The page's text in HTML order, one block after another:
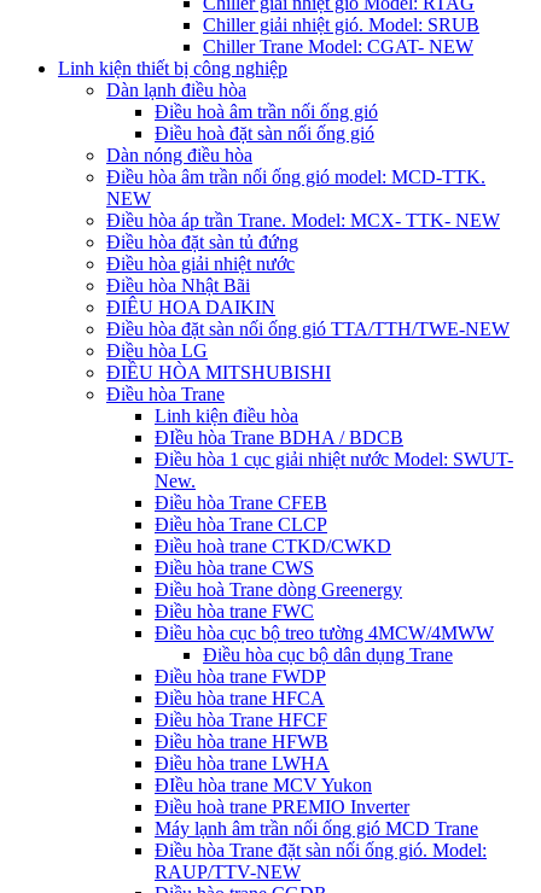
Chiller giải nhiệt gió. Model: SRUB
Chiller Trane Model: CGAT- NEW
Linh kiện thiết bị công nghiệp
Dàn lạnh điều hòa
Điều hoà âm trần nối ống gió
Điều hoà đặt sàn nối ống gió
Dàn nóng điều hòa
Điều hòa âm trần nối ống gió model: MCD-TTK.
NEW
Điều hòa áp trần Trane. Model: MCX- TTK- NEW
Điều hòa đặt sàn tủ đứng
Điều hòa giải nhiệt nước
Điều hòa Nhật Bãi
ĐIÊU HOA DAIKIN
Điều hòa đặt sàn nối ống gió TTA/TTH/TWE-NEW
Điều hòa LG
ĐIỀU HÒA MITSHUBISHI
Điều hòa Trane
Linh kiện điều hòa
ĐIều hòa Trane BDHA / BDCB
Điều hòa 1 cục giải nhiệt nước Model: SWUT-
New.
Điều hòa Trane CFEB
Điều hòa Trane CLCP
Điều hoà trane CTKD/CWKD
Điều hòa trane CWS
Điều hoà Trane dòng Greenergy
Điều hòa trane FWC
Điều hòa cục bộ treo tường 4MCW/4MWW
Điều hòa cục bộ dân dụng Trane
Điều hòa trane FWDP
Điều hòa trane HFCA
Điều hòa Trane HFCF
Điều hòa trane HFWB
Điều hòa trane LWHA
ĐIều hòa trane MCV Yukon
Điều hoà trane PREMIO Inverter
Máy lạnh âm trần nối ống gió MCD Trane
Điều hòa Trane đặt sàn nối ống gió. Model:
RAUP/TTV-NEW